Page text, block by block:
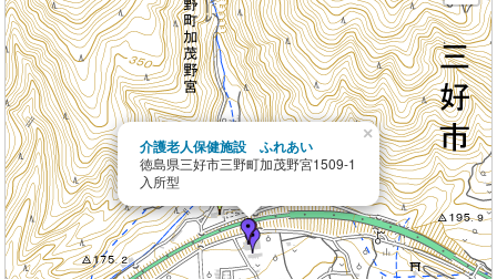
介護老人保健施設 ふれあい
徳島県三好市三野町加茂野宮1509-1
入所型
×